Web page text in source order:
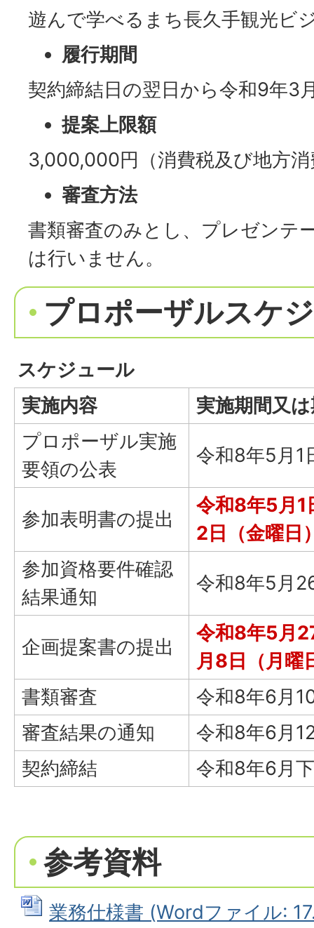
遊んで学べるまち長久手観光ビ
履行期間
契約締結日の翌日から令和9年3
提案上限額
3,000,000円（消費税及び地方
審査方法
書類審査のみとし、プレゼンテ
は行いません。
プロポーザルスケ
スケジュール
実施内容
実施期間又
プロポーザル実施
要領の公表
令和8年5月1
参加表明書の提出
令和8年5月1
2日（金曜日
参加資格要件確認
結果通知
令和8年5月
企画提案書の提出
令和8年5月
月8日（月曜
書類審査
令和8年6月
審査結果の通知
令和8年6月
契約締結
令和8年6月
参考資料
業務仕様書 (Wordファイル: